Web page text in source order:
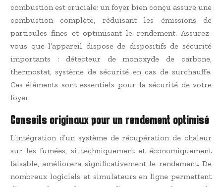
combustion est cruciale; un foyer bien conçu assure une
combustion complète, réduisant les émissions de
particules fines et optimisant le rendement. Assurez-
vous que l’appareil dispose de dispositifs de sécurité
importants : détecteur de monoxyde de carbone,
thermostat, système de sécurité en cas de surchauffe.
Ces éléments sont essentiels pour la sécurité de votre
foyer.
Conseils originaux pour un rendement optimisé
L’intégration d’un système de récupération de chaleur
sur les fumées, si techniquement et économiquement
faisable, améliorera significativement le rendement. De
nombreux logiciels et simulateurs en ligne permettent